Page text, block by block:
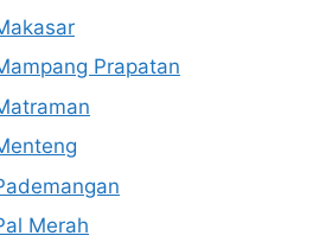
Prapatan
Merah